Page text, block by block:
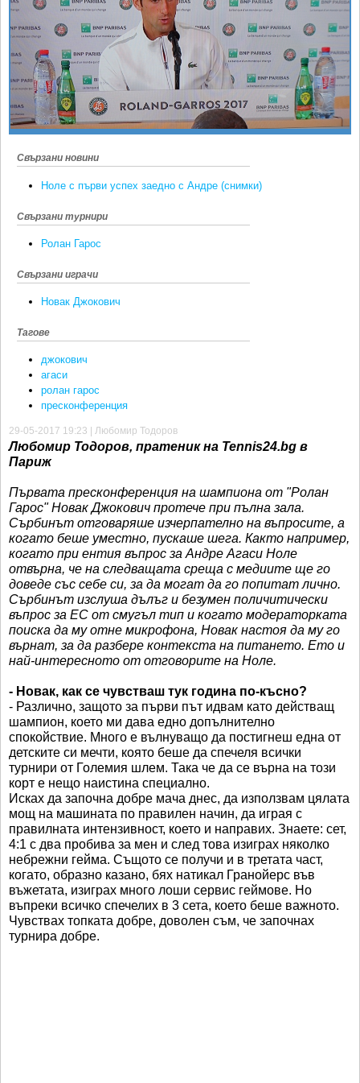
SOFIA OPEN
КЛУБОВЕ
БЛОГ
ВИДЕО
ЖЪЛТО
Ретро
Спорт&Фитнес
Други
Любители
Свързани новини
Ноле с първи успех заедно с Андре (снимки)
Свързани турнири
Ролан Гарос
Свързани играчи
Новак Джокович
Тагове
джокович
агаси
ролан гарос
пресконференция
29-05-2017 19:23 | Любомир Тодоров
Любомир Тодоров, пратеник на Tennis24.bg в
Париж
Първата пресконференция на шампиона от "Ролан
Гарос" Новак Джокович протече при пълна зала.
Сърбинът отговаряше изчерпателно на въпросите, а
когато беше уместно, пускаше шега. Както например,
когато при ентия въпрос за Андре Агаси Ноле
отвърна, че на следващата среща с медиите ще го
доведе със себе си, за да могат да го попитат лично.
Сърбинът изслуша дълъг и безумен поличитически
въпрос за ЕС от смугъл тип и когато модераторката
поиска да му отне микрофона, Новак настоя да му го
върнат, за да разбере контекста на питането. Ето и
най-интересното от отговорите на Ноле.
- Новак, как се чувстваш тук година по-късно?
- Различно, защото за първи път идвам като действащ
шампион, което ми дава едно допълнително
спокойствие. Много е вълнуващо да постигнеш една от
детските си мечти, която беше да спечеля всички
турнири от Големия шлем. Така че да се върна на този
корт е нещо наистина специално.
Исках да започна добре мача днес, да използвам цялата
мощ на машината по правилен начин, да играя с
правилната интензивност, което и направих. Знаете: сет,
4:1 с два пробива за мен и след това изиграх няколко
небрежни гейма. Същото се получи и в третата част,
когато, образно казано, бях натикал Гранойерс във
въжетата, изиграх много лоши сервис геймове. Но
въпреки всичко спечелих в 3 сета, което беше важното.
Чувствах топката добре, доволен съм, че започнах
турнира добре.